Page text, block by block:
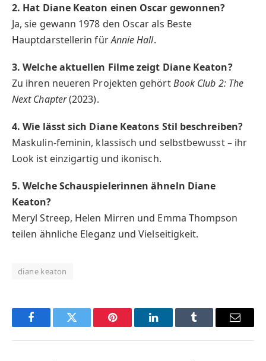
2. Hat Diane Keaton einen Oscar gewonnen?
Ja, sie gewann 1978 den Oscar als Beste
Hauptdarstellerin fürAnnie Hall.
3. Welche aktuellen Filme zeigt Diane Keaton?
Zu ihren neueren Projekten gehörtBook Club 2: The
Next Chapter(2023).
4. Wie lässt sich Diane Keatons Stil beschreiben?
Maskulin-feminin, klassisch und selbstbewusst – ihr
Look ist einzigartig und ikonisch.
5. Welche Schauspielerinnen ähneln Diane
Keaton?
Meryl Streep, Helen Mirren und Emma Thompson
teilen ähnliche Eleganz und Vielseitigkeit.
diane keaton
FacebookTwitter Pinterest LinkedInTumblr Email